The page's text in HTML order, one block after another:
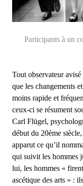
Participants à un
Tout observateur
que les changements
moins rapide et
ceux-ci se résument
Carl Flügel,
début du 20ème
apparut ce qu’il
qui suivit les hommes
lui, les hommes «
ascétique des arts » :